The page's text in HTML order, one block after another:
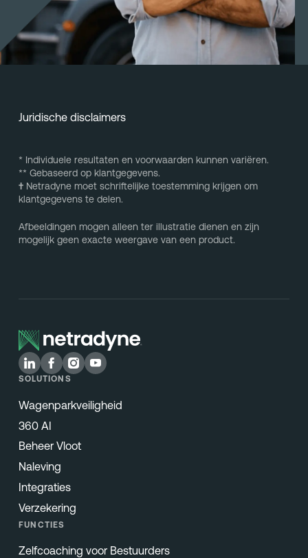
Juridische disclaimers
* Individuele resultaten en voorwaarden kunnen variëren.
** Gebaseerd op klantgegevens.
†Netradyne moet schriftelijke toestemming krijgen om
klantgegevens te delen.
Afbeeldingen mogen alleen ter illustratie dienen en zijn
mogelijk geen exacte weergave van een product.
SOLUTIONS
Wagenparkveiligheid
360 AI
Beheer Vloot
Naleving
Integraties
Verzekering
FUNCTIES
Zelfcoaching voor Bestuurders